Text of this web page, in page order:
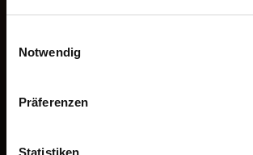
Notwendig
Präferenzen
Statistiken